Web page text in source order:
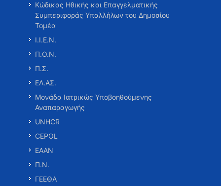
Κώδικας Ηθικής και Επαγγελματικής
Συμπεριφοράς Υπαλλήλων του Δημοσίου
Τομέα
Ι.Ι.Ε.Ν.
Π.Ο.Ν.
Π.Σ.
ΕΛ.ΑΣ.
Μονάδα Ιατρικώς Υποβοηθούμενης
Αναπαραγωγής
UNHCR
CEPOL
ΕΑΑΝ
Π.Ν.
ΓΕΕΘΑ